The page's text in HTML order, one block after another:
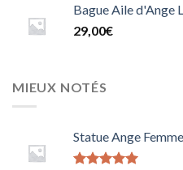
Bague Aile d'Ange
29,00€
MIEUX NOTÉS
Statue Ange